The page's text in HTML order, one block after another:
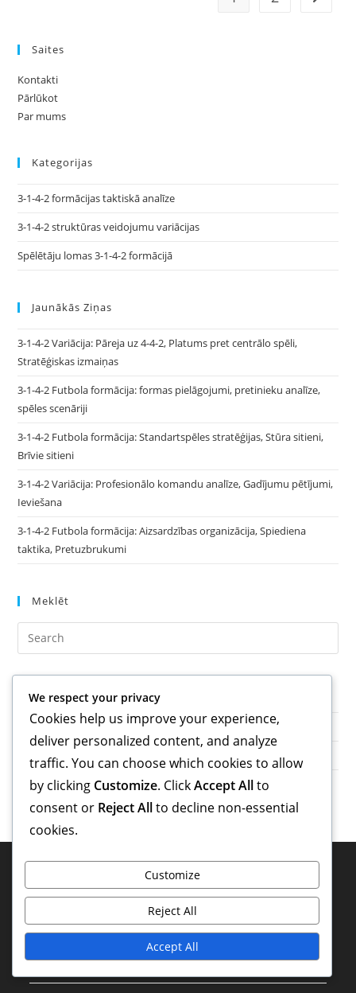
Saites
Kontakti
Pārlūkot
Par mums
Kategorijas
3-1-4-2 formācijas taktiskā analīze
3-1-4-2 struktūras veidojumu variācijas
Spēlētāju lomas 3-1-4-2 formācijā
Jaunākās Ziņas
3-1-4-2 Variācija: Pāreja uz 4-4-2, Platums pret centrālo spēli,
Stratēģiskas izmaiņas
3-1-4-2 Futbola formācija: formas pielāgojumi, pretinieku analīze,
spēles scenāriji
3-1-4-2 Futbola formācija: Standartspēles stratēģijas, Stūra sitieni,
Brīvie sitieni
3-1-4-2 Variācija: Profesionālo komandu analīze, Gadījumu pētījumi,
Ieviešana
3-1-4-2 Futbola formācija: Aizsardzības organizācija, Spiediena
taktika, Pretuzbrukumi
Meklēt
Arhīvs
February 2026
January 2026
Juridiskā Informācija
Kontakti
We respect your privacy
Cookies help us improve your experience,
deliver personalized content, and analyze
traffic. You can choose which cookies to allow
by clicking Customize. ClickAccept Allto
consent or Reject Allto decline non-essential
cookies.
Customize
Reject All
Accept All